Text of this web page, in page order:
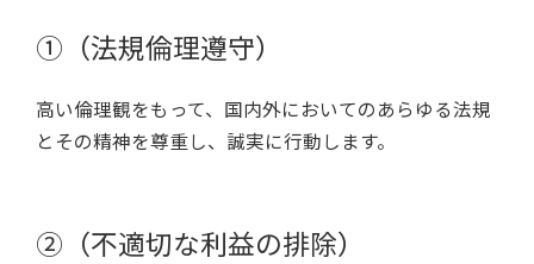
①（法規倫理遵守）
高い倫理観をもって、国内外においてのあらゆる法規
とその精神を尊重し、誠実に行動します。
②（不適切な利益の排除）